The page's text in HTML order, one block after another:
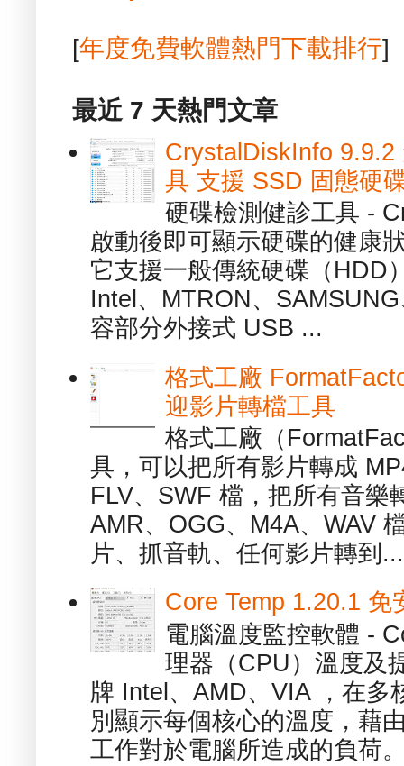
[年度免費軟體熱門下載排行]
最近 7 天熱門文章
CrystalDiskInfo 9.9.2
具 支援 SSD 固態硬
硬碟檢測健診工具 -
啟動後即可顯示硬碟的健康
它支援一般傳統硬碟（HDD
Intel、MTRON、
容部分外接式 USB ...
格式工廠
迎影片轉檔工具
格式工廠（
具，可以把所有影片轉成
FLV、SWF 檔，把所有音樂
AMR、OGG、M4A、WAV
片、抓音軌、任何影片轉到...
Core Temp 1.20.1 免
電腦溫度監控軟體 -
理器（CPU）溫度及
牌 Intel、AMD、VIA ，在多
別顯示每個核心的溫度，藉
工作對於電腦所造成的負荷